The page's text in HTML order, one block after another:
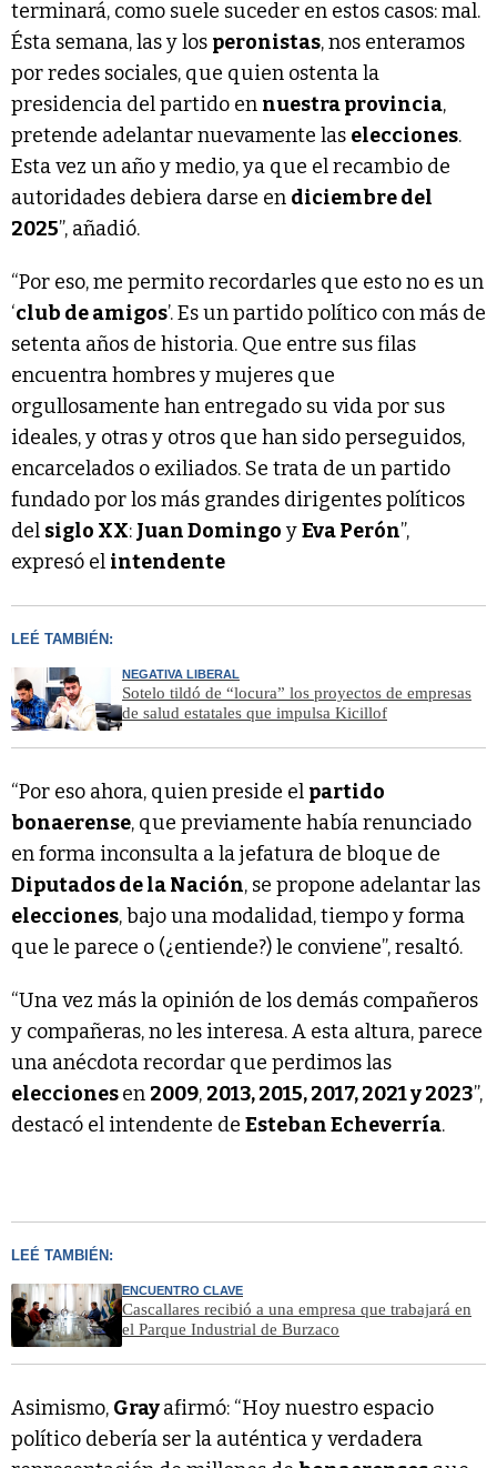
terminará, como suele suceder en estos casos: mal.
Ésta semana, las y los peronistas, nos enteramos
por redes sociales, que quien ostenta la
presidencia del partido en nuestra provincia,
pretende adelantar nuevamente las elecciones.
Esta vez un año y medio, ya que el recambio de
autoridades debiera darse en diciembre del
2025”, añadió.
“Por eso, me permito recordarles que esto no es un
‘club de amigos’. Es un partido político con más de
setenta años de historia. Que entre sus filas
encuentra hombres y mujeres que
orgullosamente han entregado su vida por sus
ideales, y otras y otros que han sido perseguidos,
encarcelados o exiliados. Se trata de un partido
fundado por los más grandes dirigentes políticos
del siglo XX: Juan Domingo yEva Perón”,
expresó el intendente
LEÉ TAMBIÉN:
NEGATIVA LIBERAL
Sotelo tildó de “locura” los proyectos de empresas
de salud estatales que impulsa Kicillof
“Por eso ahora, quien preside el partido
bonaerense, que previamente había renunciado
en forma inconsulta a la jefatura de bloque de
Diputados de la Nación, se propone adelantar las
elecciones, bajo una modalidad, tiempo y forma
que le parece o (¿entiende?) le conviene”, resaltó.
“Una vez más la opinión de los demás compañeros
y compañeras, no les interesa. A esta altura, parece
una anécdota recordar que perdimos las
eleccionesen 2009, 2013, 2015, 2017, 2021 y 2023”,
destacó el intendente de Esteban Echeverría.
LEÉ TAMBIÉN:
ENCUENTRO CLAVE
Cascallares recibió a una empresa que trabajará en
el Parque Industrial de Burzaco
Asimismo, Grayafirmó: “Hoy nuestro espacio
político debería ser la auténtica y verdadera